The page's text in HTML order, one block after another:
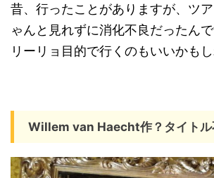
昔、行ったことがありますが、ツ
ゃんと見れずに消化不良だったん
リーリョ目的で行くのもいいかもし
Willem van Haecht作？タイトル